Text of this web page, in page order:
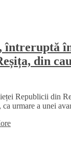
întreruptă
din
Republicii din
urmare a unei